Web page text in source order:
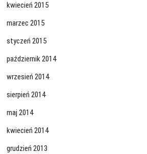
kwiecień 2015
marzec 2015
styczeń 2015
październik 2014
wrzesień 2014
sierpień 2014
maj 2014
kwiecień 2014
grudzień 2013